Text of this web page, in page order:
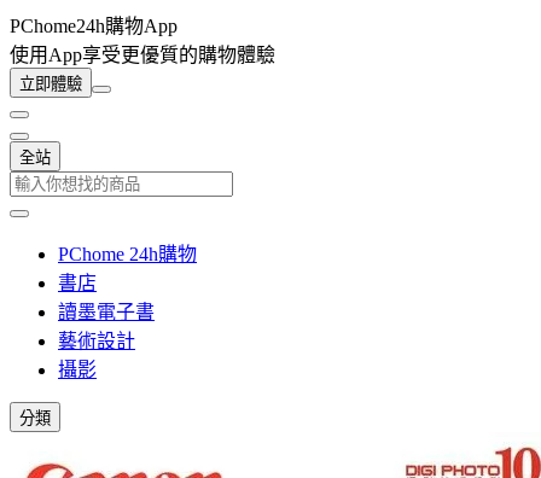
PChome24h購物App
使用App享受更優質的購物體驗
立即體驗
全站
PChome 24h購物
書店
讀墨電子書
藝術設計
攝影
分類